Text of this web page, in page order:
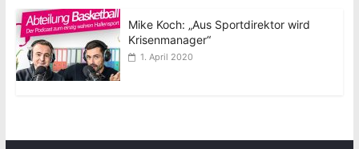
Mike Koch: „Aus Sportdirektor wird
Krisenmanager“
1. April 2020